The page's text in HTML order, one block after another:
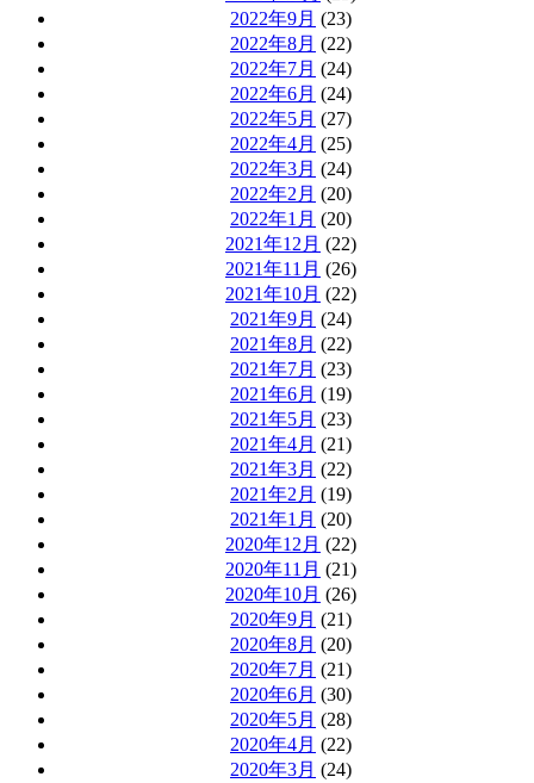
2022年9月 (23)
2022年8月 (22)
2022年7月 (24)
2022年6月 (24)
2022年5月 (27)
2022年4月 (25)
2022年3月 (24)
2022年2月 (20)
2022年1月 (20)
2021年12月 (22)
2021年11月 (26)
2021年10月 (22)
2021年9月 (24)
2021年8月 (22)
2021年7月 (23)
2021年6月 (19)
2021年5月 (23)
2021年4月 (21)
2021年3月 (22)
2021年2月 (19)
2021年1月 (20)
2020年12月 (22)
2020年11月 (21)
2020年10月 (26)
2020年9月 (21)
2020年8月 (20)
2020年7月 (21)
2020年6月 (30)
2020年5月 (28)
2020年4月 (22)
2020年3月 (24)